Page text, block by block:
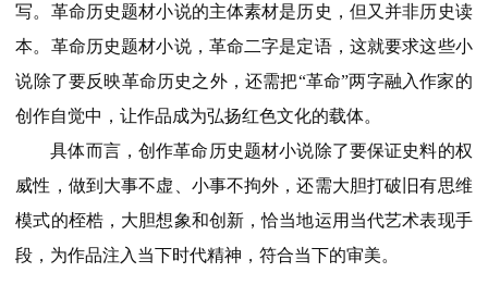
写。革命历史题材小说的主体素材是历史，但又并非历史读
本。革命历史题材小说，革命二字是定语，这就要求这些小
说除了要反映革命历史之外，还需把“革命”两字融入作家的
创作自觉中，让作品成为弘扬红色文化的载体。
具体而言，创作革命历史题材小说除了要保证史料的权
威性，做到大事不虚、小事不拘外，还需大胆打破旧有思维
模式的桎梏，大胆想象和创新，恰当地运用当代艺术表现手
段，为作品注入当下时代精神，符合当下的审美。